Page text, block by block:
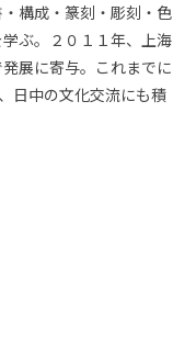
構成・篆刻・彫刻・色
ぶ。２０１１年、上海
展に寄与。これまでに
日中の文化交流にも積